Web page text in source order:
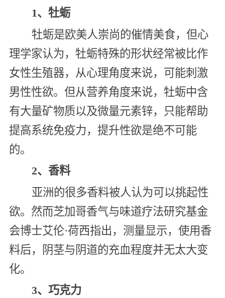
1、牡蛎
牡蛎是欧美人崇尚的催情美食，但心
理学家认为，牡蛎特殊的形状经常被比作
女性生殖器，从心理角度来说，可能刺激
男性性欲。但从营养角度来说，牡蛎中含
有大量矿物质以及微量元素锌，只能帮助
提高系统免疫力，提升性欲是绝不可能
的。
2、香料
亚洲的很多香料被人认为可以挑起性
欲。然而芝加哥香气与味道疗法研究基金
会博士艾伦·荷西指出，测量显示，使用香
料后，阴茎与阴道的充血程度并无太大变
化。
3、巧克力